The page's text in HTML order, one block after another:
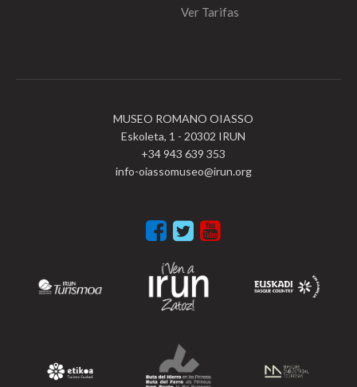
Ver Tarifas
MUSEO ROMANO OIASSO
Eskoleta, 1 - 20302 IRUN
+34 943 639 353
info-oiassomuseo@irun.org